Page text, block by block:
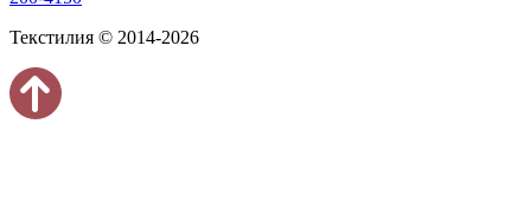
Текстилия © 2014-2026